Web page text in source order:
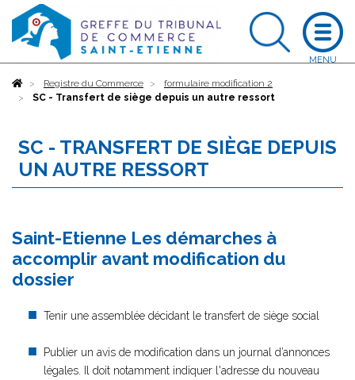
AccueilRegistre du Commerce
formulaire modification 2
SC - Transfert de siège depuis un autre ressort
SC - TRANSFERT DE SIÈGE DEPUIS
UN AUTRE RESSORT
Saint-Etienne Les démarches à
accomplir avant modification du
dossier
Tenir une assemblée décidant le transfert de siège social
Publier un avis de modification dans un journal d’annonces
légales. Il doit notamment indiquer l'adresse du nouveau